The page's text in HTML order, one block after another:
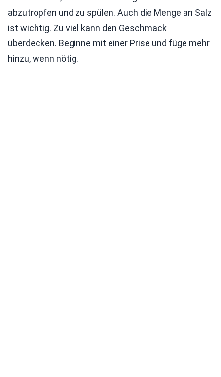
abzutropfen und zu spülen. Auch die Menge an Salz
ist wichtig. Zu viel kann den Geschmack
überdecken. Beginne mit einer Prise und füge mehr
hinzu, wenn nötig.